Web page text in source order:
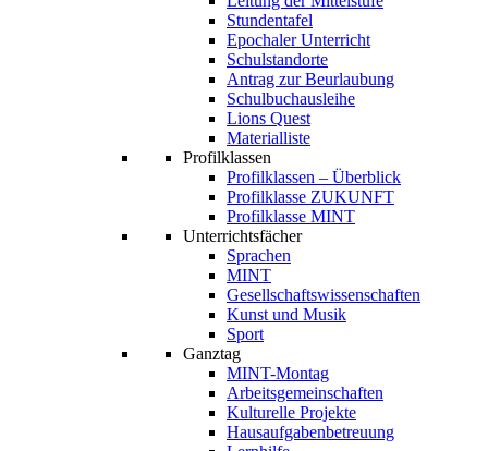
Stundentafel
Epochaler Unterricht
Schulstandorte
Antrag zur Beurlaubung
Schulbuchausleihe
Lions Quest
Materialliste
Profilklassen
Profilklassen – Überblick
Profilklasse ZUKUNFT
Profilklasse MINT
Unterrichtsfächer
Sprachen
MINT
Gesellschaftswissenschaften
Kunst und Musik
Sport
Ganztag
MINT-Montag
Arbeitsgemeinschaften
Kulturelle Projekte
Hausaufgabenbetreuung